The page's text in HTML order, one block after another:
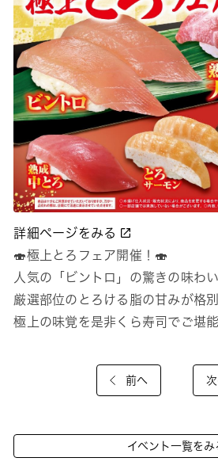
詳細ページをみる
🍣極上とろフェア開催！🍣
人気の「ビントロ」の驚きの味わい
厳選部位のとろける脂の甘みが格別
極上の味覚を是非くら寿司でご堪
前へ
イベント一覧をみ